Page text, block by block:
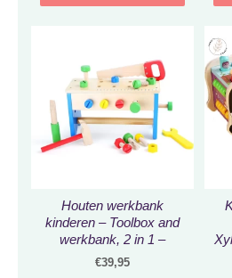
Houten werkbank
kinderen – Toolbox and
werkbank, 2 in 1 –
werkbank speelgoed –
€39,95